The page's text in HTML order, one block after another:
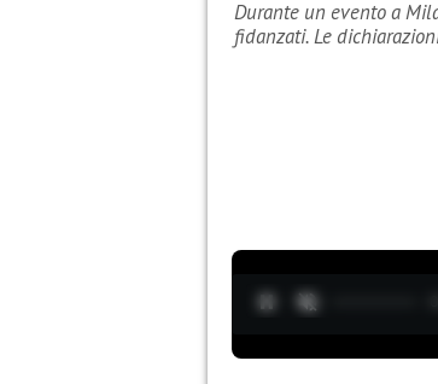
Durante un evento a
fidanzati. Le